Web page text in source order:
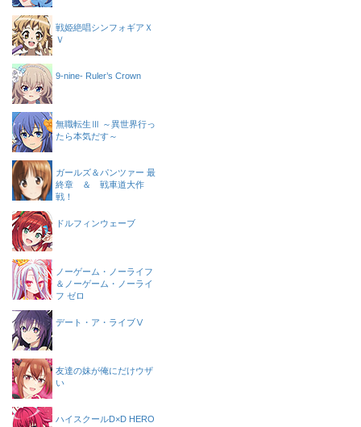
戦姫絶唱シンフォギアＸ
Ｖ
9-nine- Ruler’s Crown
無職転生Ⅲ ～異世界行っ
たら本気だす～
ガールズ＆パンツァー 最
終章 ＆ 戦車道大作
戦！
ドルフィンウェーブ
ノーゲーム・ノーライフ
＆ノーゲーム・ノーライ
フ ゼロ
デート・ア・ライブⅤ
友達の妹が俺にだけウザ
い
ハイスクールD×D HERO